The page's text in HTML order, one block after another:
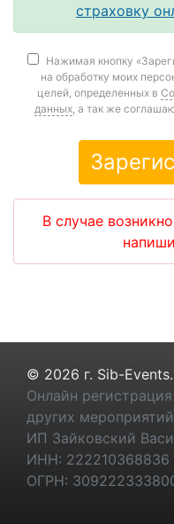
страховку
Нажимая кнопку
на обработку моих
целей, определенных в
данных , а так же
В случае
© 2026 г. Sib-
Онлайн
других мероприятий
ИП Зайковский
ИНН: 222210368836
ОГРН: